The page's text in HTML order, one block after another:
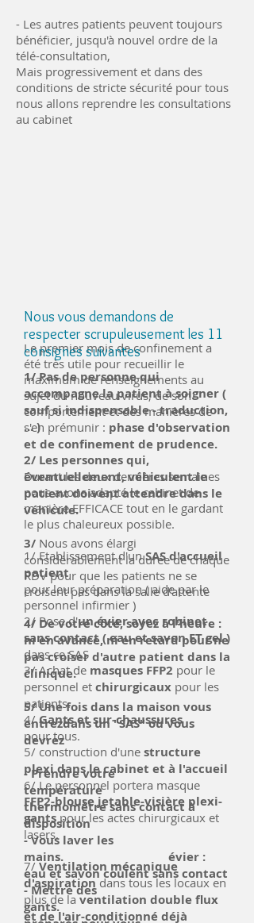
- Les autres patients peuvent toujours
bénéficier, jusqu'à nouvel ordre de la
télé-consultation,
Mais progressivement et dans des
conditions de stricte sécurité pour tous
nous allons reprendre les consultations
au cabinet
Le premier mois de confinement a
été très utile pour recueillir le
maximum de renseignements au
sujet du nouveau virus, de son
comportement et des manières de
s'en prémunir : phase d'observation
et de confinement de prudence.
Durant les deux dernières semaines
nous avons adapté le cabinet de
manière EFFICACE tout en le gardant
le plus chaleureux possible.
1/ Etablissement d'unSAS d'accueil
patient
pour leur préparation ( aide par le
personnel infirmier )
2/ Pose d'un évier avec robinet
sans contact ( eau et savon ET gel )
dans ce SAS
3/ Achat de masques FFP2 pour le
personnel et chirurgicaux pour les
patients.
4/Gants et sur-chaussures
pour tous.
5/ construction d'une structure
plexi dans le cabinet et à l'accueil
6/ Le personnel portera masque
FFP2-blouse jetable-visière plexi-
gantspour les actes chirurgicaux et
lasers.
7/Ventilation mécanique
d'aspirationdans tous les locaux en
plus de laventilation double flux
et de l'air-conditionné déjà
Nous vous demandons de
respecter scrupuleusement les 11
consignes suivantes
1/ Pas de personne qui
accompagne la patient à soigner (
sauf si indispensable - traduction,
... )
2/ Les personnes qui,
éventuellement, véhiculent le
patient doivent attendre dans le
véhicule.
3/ Nous avons élargi
considérablement la durée de chaque
RDV pour que les patients ne se
croisent pas dans la salle d'attente
4/ De votre côté, soyez à l'heure :
ni en avance, ni en retard pour ne
pas croiser d'autre patient dans la
clinique.
5/ Une fois dans la maison vous
entrezdans un "SAS" où vous
devrez
- Prendre votre
température
thermomètre sans contact à
disposition
- Vous laver les
mains. évier :
eau et savon coulent sans contact
- Mettre des
gants.